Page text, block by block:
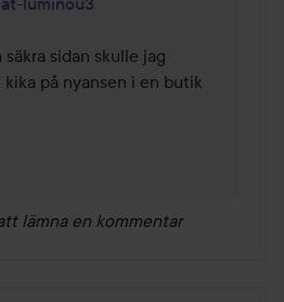
sidan skulle jag
på nyansen i en butik
lämna en kommentar